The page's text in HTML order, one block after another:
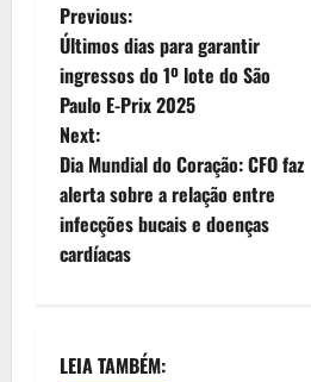
Previous:
Últimos dias para garantir
ingressos do 1º lote do São
Paulo E-Prix 2025
Next:
Dia Mundial do Coração: CFO faz
alerta sobre a relação entre
infecções bucais e doenças
cardíacas
LEIA TAMBÉM: